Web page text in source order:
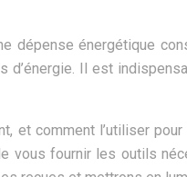
énergétique
Il est
et comment l’utiliser
fournir les outils